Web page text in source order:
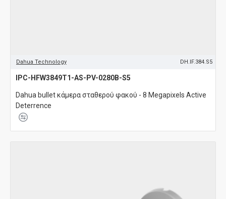
Dahua Technology DH.IF.384.S5
IPC-HFW3849T1-AS-PV-0280B-S5
Dahua bullet κάμερα σταθερού φακού - 8 Megapixels Active
Deterrence